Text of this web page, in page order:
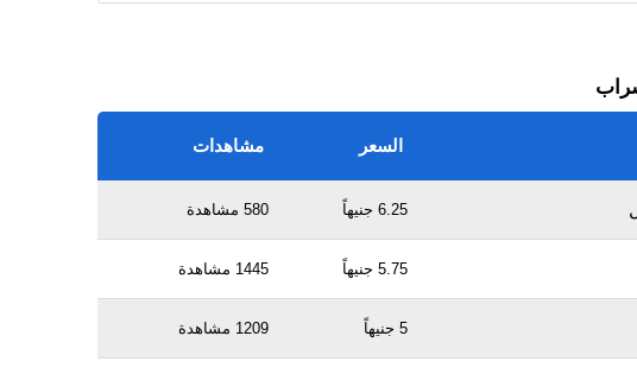
السعر مشاهدات
6.25 جنيهاً 580 مشاهدة
5.75 جنيهاً 1445 مشاهدة
5 جنيهاً 1209 مشاهدة